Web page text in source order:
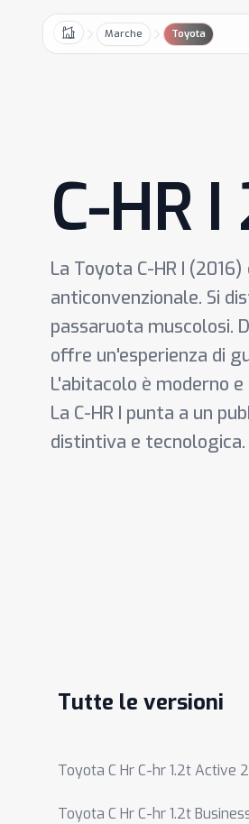
Home Marche Toyota
C-HR
La Toyota C-HR I
anticonvenzionale. Si
passaruota muscolosi.
offre un'esperienza di
L'abitacolo è moderno
La C-HR I punta a un
distintiva e tecnologica.
Tutte le versioni
Toyota C Hr C-hr 1.2t Active
Toyota C Hr C-hr 1.2t